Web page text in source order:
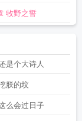
牧野之誓
是个大诗人
朕的坟
么会过日子